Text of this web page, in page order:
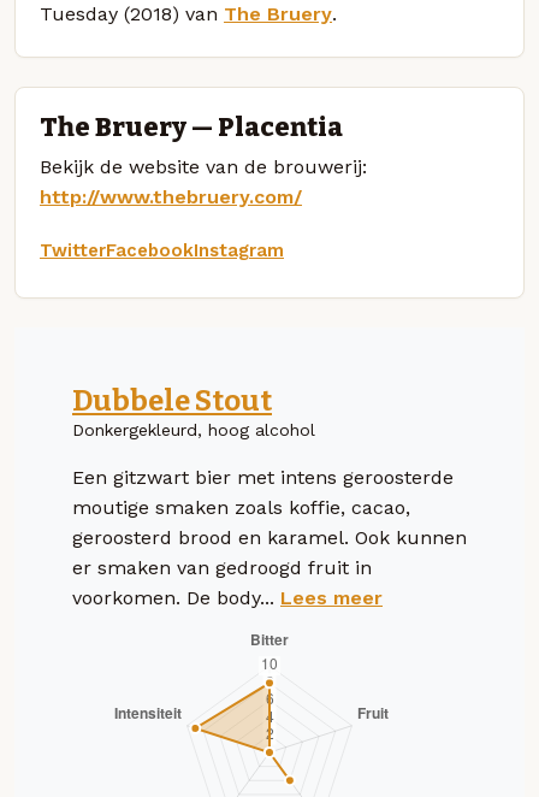
Tuesday (2018) van The Bruery.
The Bruery — Placentia
Bekijk de website van de brouwerij:
http://www.thebruery.com/
TwitterFacebookInstagram
Dubbele Stout
Donkergekleurd, hoog alcohol
Een gitzwart bier met intens geroosterde
moutige smaken zoals koffie, cacao,
geroosterd brood en karamel. Ook kunnen
er smaken van gedroogd fruit in
voorkomen. De body... Lees meer